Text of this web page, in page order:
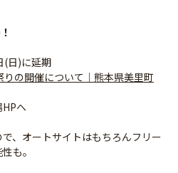
(日)に延期
の開催について｜熊本県美里町
へ
、オートサイトはもちろんフリー
も。